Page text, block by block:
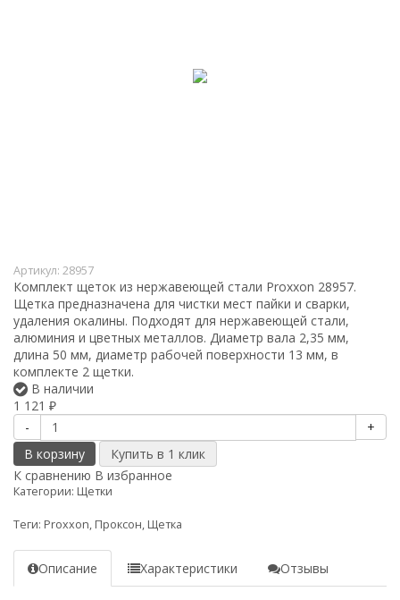
Артикул: 28957
Комплект щеток из нержавеющей стали Proxxon 28957.
Щетка предназначена для чистки мест пайки и сварки,
удаления окалины. Подходят для нержавеющей стали,
алюминия и цветных металлов. Диаметр вала 2,35 мм,
длина 50 мм, диаметр рабочей поверхности 13 мм, в
комплекте 2 щетки.
В наличии
1 121
₽
-
+
В корзину
К сравнению В избранное
Категории: Щетки
Теги: Proxxon, Проксон, Щетка
Описание Характеристики Отзывы